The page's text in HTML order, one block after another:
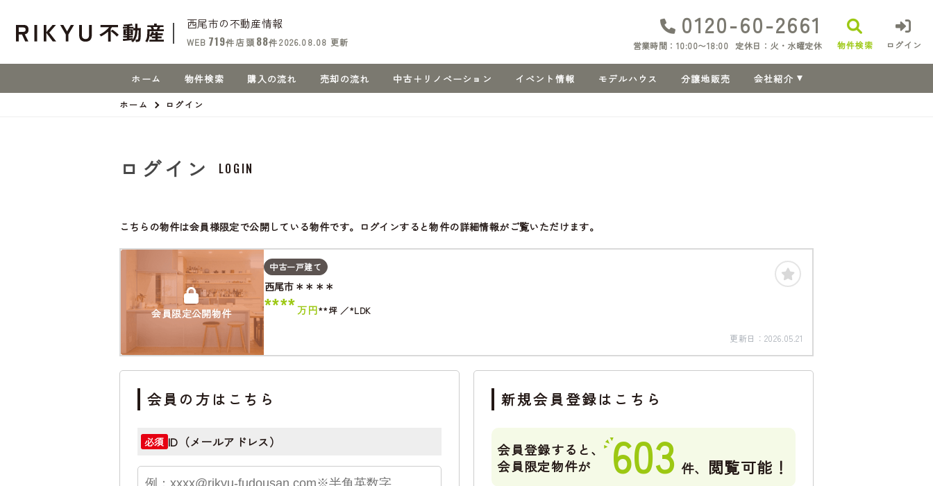
西尾市の不動産情報
WEB 719件 店頭 88件 2026.08.08 更新
0120-60-2661
営業時間：10:00〜18:00 定休日：火・水曜定休 物件検索 ログイン
ホーム 物件検索 購入の流れ 売却の流れ 中古＋リノベーション イベント情報 モデルハウス 分譲地販売 会社紹介
ホーム ログイン
ログイン LOGIN
こちらの物件は会員様限定で公開している物件です。ログインすると物件の詳細情報がご覧いただけます。
会員限定公開物件
中古一戸建て
西尾市＊＊＊＊
****万円**坪 *LDK
更新日： 2026.05.21
会員の方はこちら
必須 ID（メールアドレス）
新規会員登録はこちら
会員登録すると、
会員限定物件が
603 件、 閲覧可能！